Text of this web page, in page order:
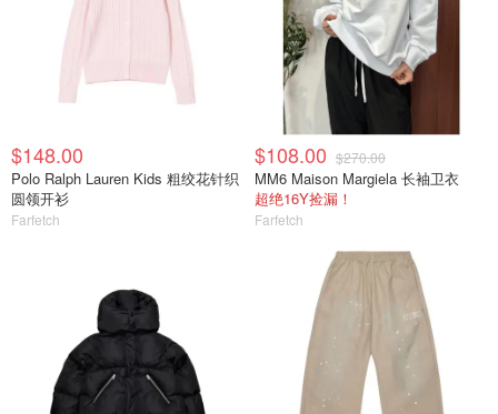
$148.00
Polo Ralph Lauren Kids 粗绞花针织
圆领开衫
Farfetch
$108.00 $270.00
MM6 Maison Margiela 长袖卫衣
超绝16Y捡漏！
Farfetch